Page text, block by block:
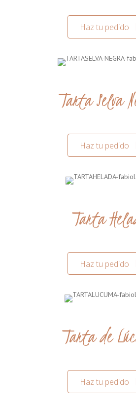
Haz tu pedido
Tarta Selva
Haz tu pedido
Tarta
Haz tu pedido
Tarta de
Haz tu pedido